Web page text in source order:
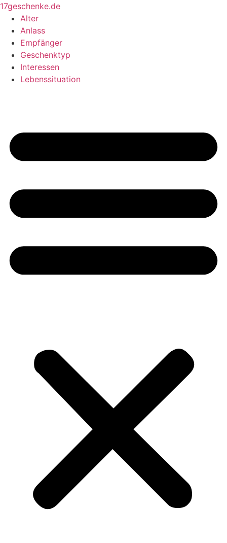
Zum
Inhalt
springen
17geschenke.de
Alter
Anlass
Empfänger
Geschenktyp
Interessen
Lebenssituation